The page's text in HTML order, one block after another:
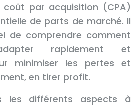
par acquisition (CPA)
de parts de marché. Il
de comprendre comment
rapidement et
minimiser les pertes et
en tirer profit.
les différents aspects à